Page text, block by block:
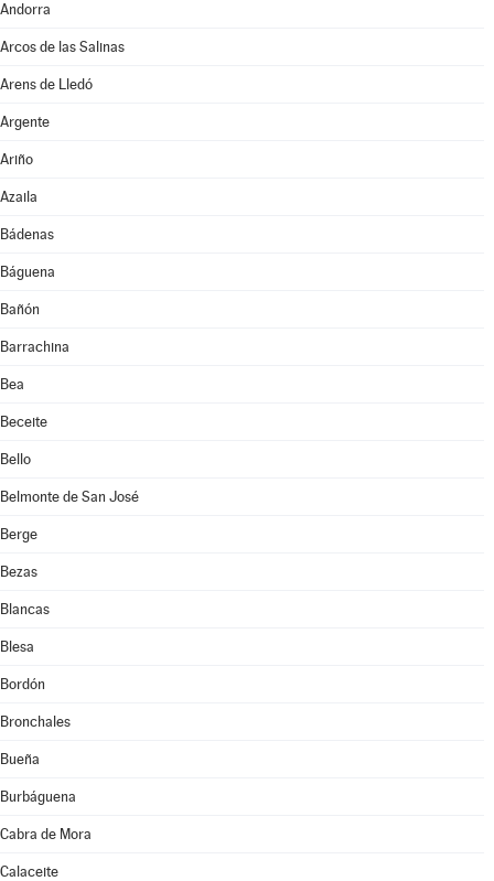
Andorra
Arcos de las Salinas
Arens de Lledó
Argente
Ariño
Azaila
Bádenas
Báguena
Bañón
Barrachina
Bea
Beceite
Bello
Belmonte de San José
Berge
Bezas
Blancas
Blesa
Bordón
Bronchales
Bueña
Burbáguena
Cabra de Mora
Calaceite